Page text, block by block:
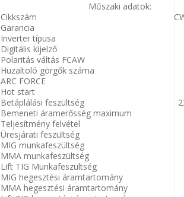
Műszaki adatok:
Cikkszám
Garancia
Inverter típusa
Digitális kijelző
Polaritás váltás FCAW
Huzaltoló görgők száma
ARC FORCE
Hot start
Betáplálási feszültség
Bemeneti áramerősség maximum
Teljesítmény felvétel
Üresjárati feszültség
MIG munkafeszültség
MMA munkafeszültség
Lift TIG Munkafeszültség
MIG hegesztési áramtartomány
MMA hegesztési áramtartomány